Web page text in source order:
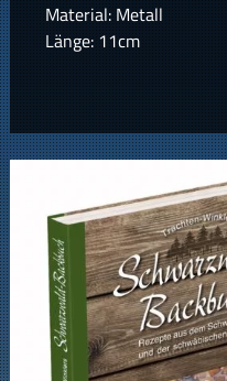
Material: Metall
Länge: 11cm